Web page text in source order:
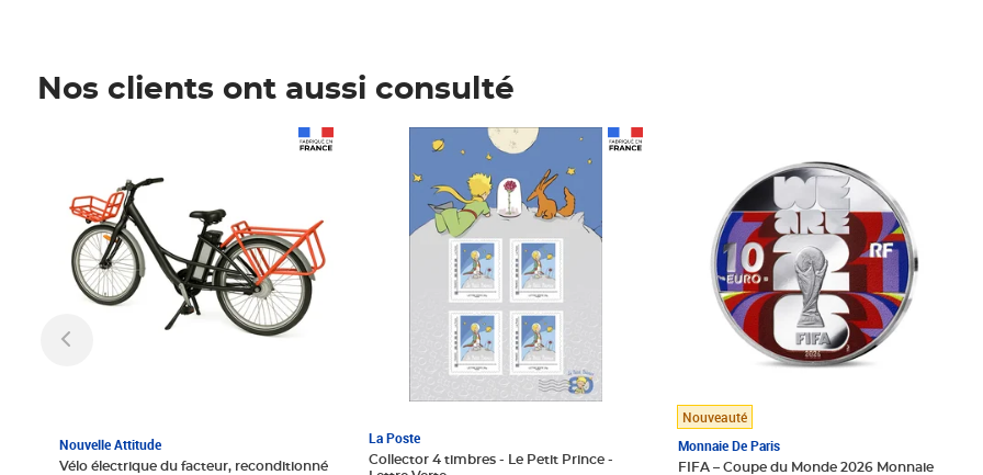
Nos clients ont aussi consulté
Nouvelle Attitude
Vélo électrique du facteur, reconditionné
La Poste
Collector 4 timbres - Le Petit Prince -
Prix 6,25€ HT
Nouveauté
Monnaie De Paris
FIFA – Coupe du Monde 2026 Monnaie